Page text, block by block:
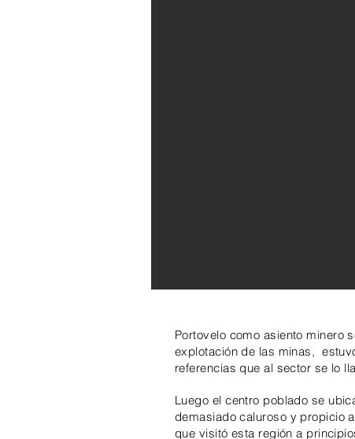
Portovelo como asiento minero
explotación de las minas,
referencias que al sector se lo
Luego el centro poblado se
demasiado caluroso y propicio
que visitó esta región a